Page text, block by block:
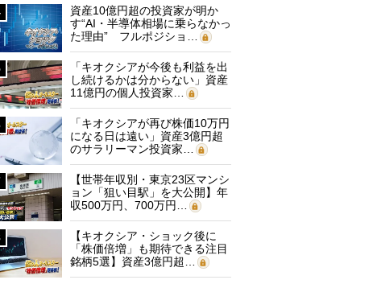
資産10億円超の投資家が明か
す“AI・半導体相場に乗らなかっ
た理由” フルポジショ…
「キオクシアが今後も利益を出
し続けるかは分からない」資産
11億円の個人投資家…
「キオクシアが再び株価10万円
になる日は遠い」資産3億円超
のサラリーマン投資家…
【世帯年収別・東京23区マンシ
ョン「狙い目駅」を大公開】年
収500万円、700万円…
【キオクシア・ショック後に
「株価倍増」も期待できる注目
銘柄5選】資産3億円超…